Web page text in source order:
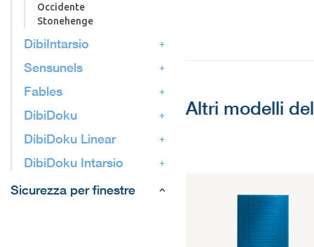
Occidente
Stonehenge
DibiIntarsio
Sensunels
Fables
DibiDoku
DibiDoku Linear
DibiDoku Intarsio
Sicurezza per finestre
Altri modelli